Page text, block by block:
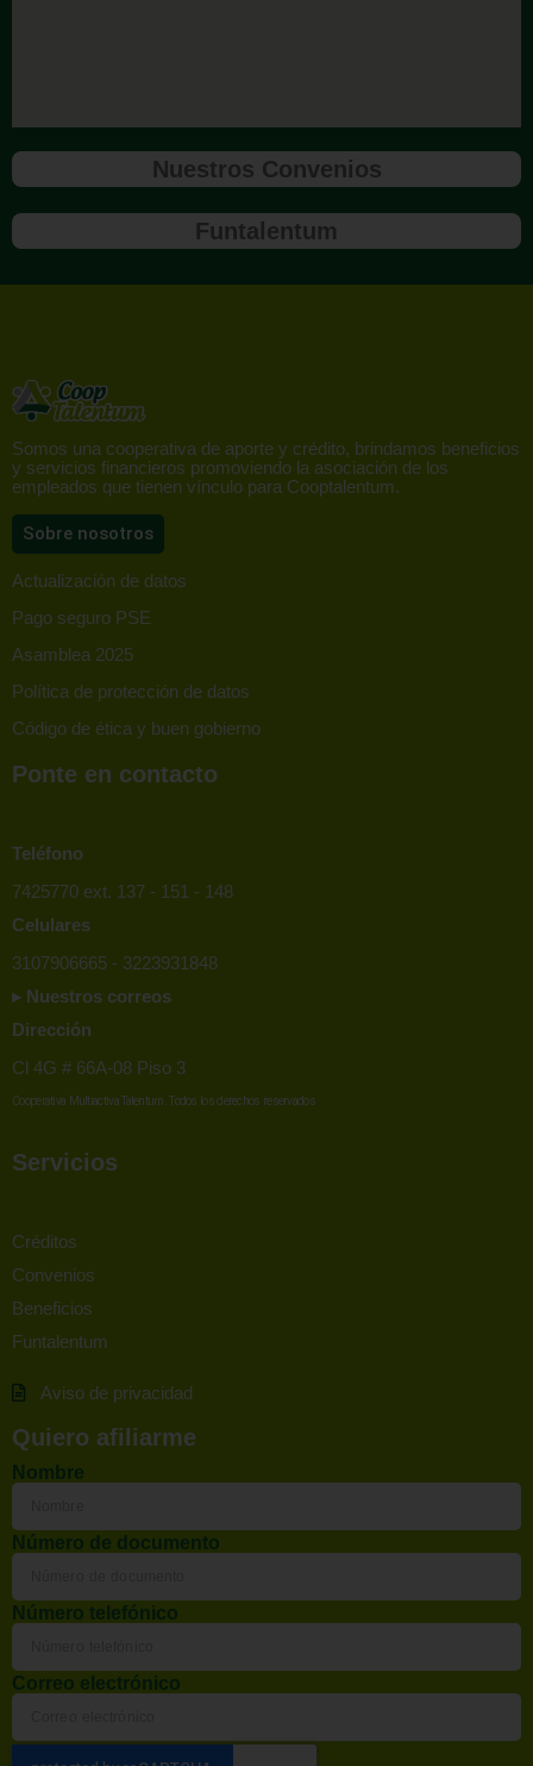
Nuestros Convenios
Funtalentum
Somos una cooperativa de aporte y crédito, brindamos beneficios
y servicios financieros promoviendo la asociación de los
empleados que tienen vínculo para Cooptalentum.
Sobre nosotros
Actualización de datos
Pago seguro PSE
Asamblea 2025
Política de protección de datos
Código de ética y buen gobierno
Ponte en contacto
Teléfono
7425770 ext. 137 - 151 - 148
Celulares
3107906665 - 3223931848
▸ Nuestros correos
Dirección
Cl 4G # 66A-08 Piso 3
Cooperativa Multiactiva Talentum. Todos los derechos reservados
Servicios
Créditos
Convenios
Beneficios
Funtalentum
Aviso de privacidad
Quiero afiliarme
Nombre
Número de documento
Número telefónico
Correo electrónico